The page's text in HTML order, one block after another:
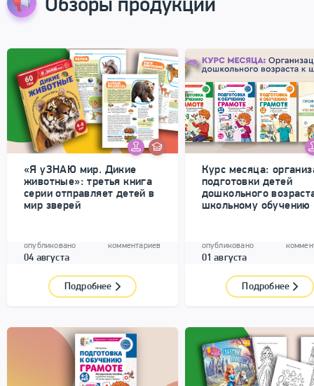
Обзоры продукции
«Я уЗНАЮ мир. Дикие
животные»: третья книга
серии отправляет детей в
мир зверей
опубликовано
04 августа
комментариев
Подробнее
Курс месяца:
подготовки детей
дошкольного
школьному обучению
опубликовано
01 августа
Подробнее